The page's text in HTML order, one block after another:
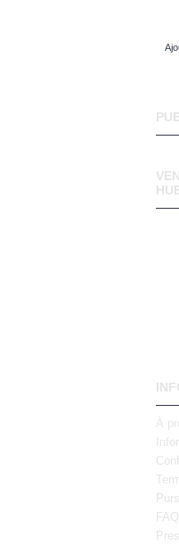
À
FAQ